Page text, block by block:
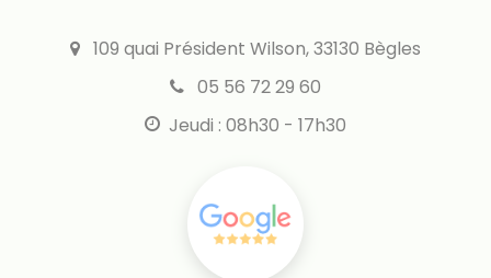
109 quai Président Wilson, 33130 Bègles
05 56 72 29 60
Jeudi : 08h30 - 17h30